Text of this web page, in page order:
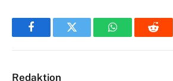
FacebookTwitter WhatsApp
Redaktion